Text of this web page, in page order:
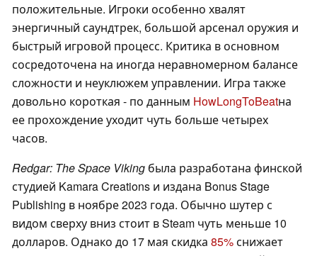
положительные. Игроки особенно хвалят
энергичный саундтрек, большой арсенал оружия и
быстрый игровой процесс. Критика в основном
сосредоточена на иногда неравномерном балансе
сложности и неуклюжем управлении. Игра также
довольно короткая - по данным HowLongToBeatна
ее прохождение уходит чуть больше четырех
часов.
Redgar: The Space Viking была разработана финской
студией Kamara Creations и издана Bonus Stage
Publishing в ноябре 2023 года. Обычно шутер с
видом сверху вниз стоит в Steam чуть меньше 10
долларов. Однако до 17 мая скидка 85%снижает